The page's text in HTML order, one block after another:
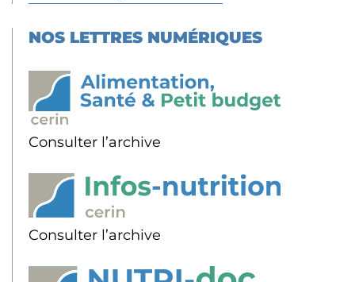
NOS LETTRES NUMÉRIQUES
Consulter l’archive
Consulter l’archive